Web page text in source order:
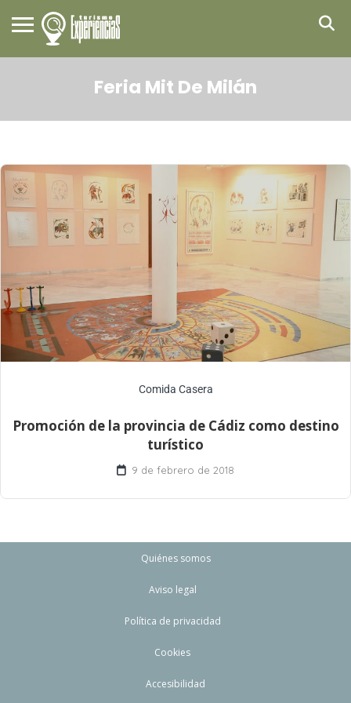
Feria Mit De Milán
Comida Casera
Promoción de la provincia de Cádiz como destino
turístico
9 de febrero de 2018
Quiénes somos
Aviso legal
Política de privacidad
Cookies
Accesibilidad